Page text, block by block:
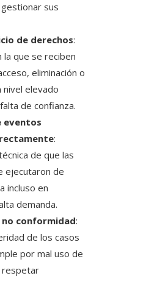
sus
de derechos:
la que se reciben
eliminación o
nivel elevado
de confianza.
eventos
:
de que las
ejecutaron de
incluso en
demanda.
conformidad:
de los casos
por mal uso de
respetar